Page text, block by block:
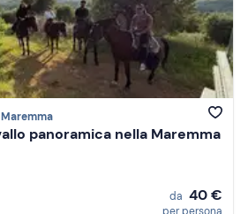
panoramica nella Maremma
da 40 €